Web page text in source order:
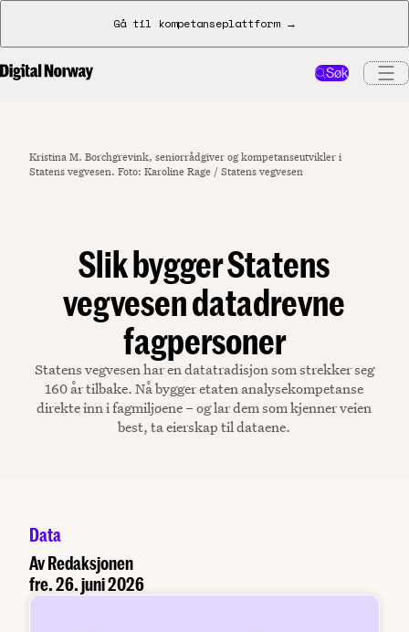
Gå til kompetanseplattform →
Søk
Kristina M. Borchgrevink, seniorrådgiver og kompetanseutvikler i
Statens vegvesen. Foto: Karoline Rage / Statens vegvesen
Slik bygger Statens
vegvesen datadrevne
fagpersoner
Statens vegvesen har en datatradisjon som strekker seg
160 år tilbake. Nå bygger etaten analysekompetanse
direkte inn i fagmiljøene – og lar dem som kjenner veien
best, ta eierskap til dataene.
Data
AvRedaksjonen
fre. 26. juni 2026